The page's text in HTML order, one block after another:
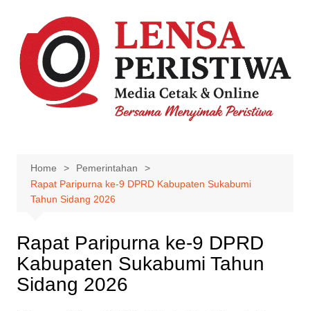
content
Home
Pemerintahan
Rapat Paripurna ke-9 DPRD Kabupaten Sukabumi
Tahun Sidang 2026
Rapat Paripurna ke-9 DPRD
Kabupaten Sukabumi Tahun
Sidang 2026